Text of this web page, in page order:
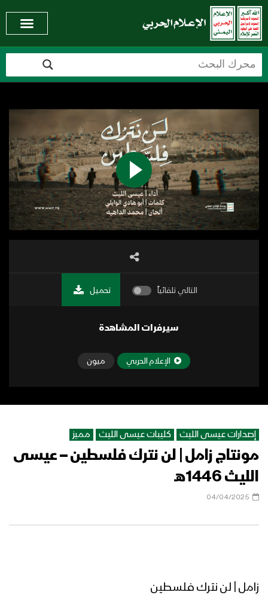
التالي تلقائياً تحميل
سيرفرات المشاهدة
الإعلام الحربي ميون
إصدارات عيسى الليث كليبات عيسى الليث مميز
مونتاج زامل | لن نترك فلسطين – عيسى
الليث 1446هـ
04/04/2025
زامل | لن نترك فلسطين